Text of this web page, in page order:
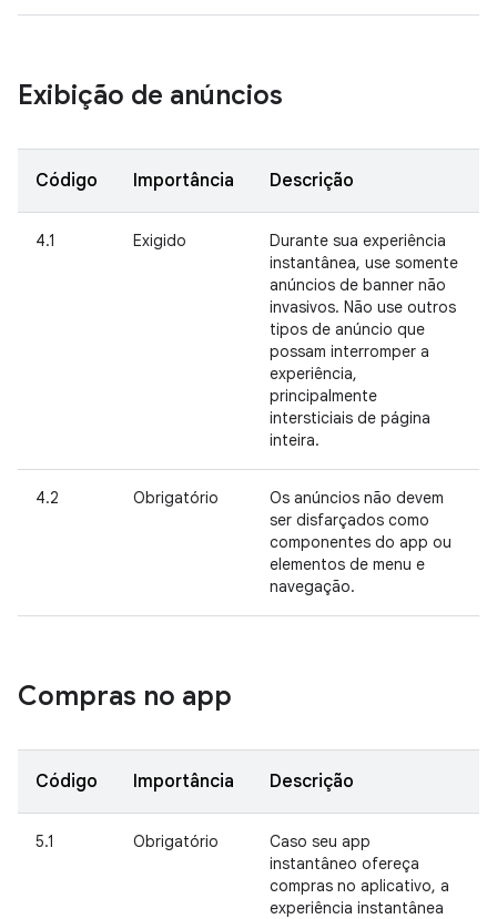
Exibição de anúncios
Código Importância Descrição
4.1 Exigido
Durante sua experiência
instantânea, use somente
anúncios de banner não
invasivos. Não use outros
tipos de anúncio que
possam interromper a
experiência,
principalmente
intersticiais de página
inteira.
4.2 Obrigatório
Os anúncios não devem
ser disfarçados como
componentes do app ou
elementos de menu e
navegação.
Compras no app
Código Importância Descrição
5.1 Obrigatório
Caso seu app
instantâneo ofereça
compras no aplicativo, a
experiência instantânea